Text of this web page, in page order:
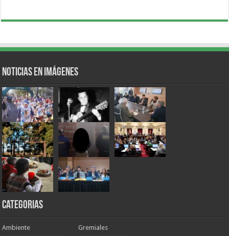
Noticias en Imágenes
Categorias
Ambiente Gremiales